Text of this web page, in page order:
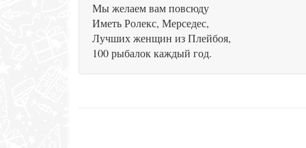
Мы желаем вам повсюду
Иметь Ролекс, Мерседес,
Лучших женщин из Плейбоя,
100 рыбалок каждый год.